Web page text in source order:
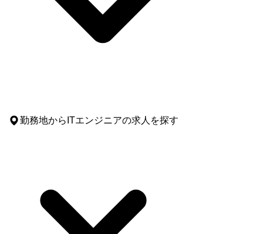
勤務地からITエンジニアの求人を探す